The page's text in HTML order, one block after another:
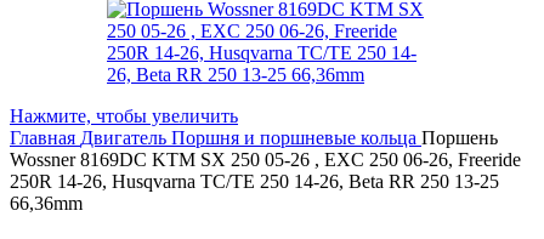
Нажмите, чтобы увеличить
Главная Двигатель Поршня и поршневые кольца Поршень
Wossner 8169DC KTM SX 250 05-26 , EXC 250 06-26, Freeride
250R 14-26, Husqvarna TC/TE 250 14-26, Beta RR 250 13-25
66,36mm